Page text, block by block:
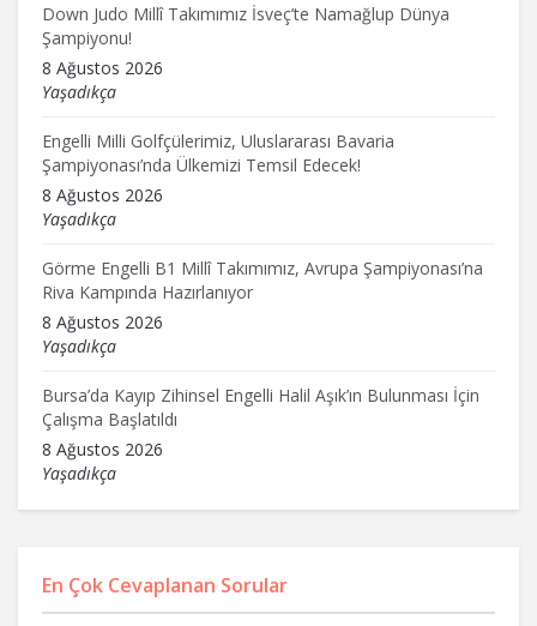
Down Judo Millî Takımımız İsveç’te Namağlup Dünya
Şampiyonu!
8 Ağustos 2026
Yaşadıkça
Engelli Milli Golfçülerimiz, Uluslararası Bavaria
Şampiyonası’nda Ülkemizi Temsil Edecek!
8 Ağustos 2026
Yaşadıkça
Görme Engelli B1 Millî Takımımız, Avrupa Şampiyonası’na
Riva Kampında Hazırlanıyor
8 Ağustos 2026
Yaşadıkça
Bursa’da Kayıp Zihinsel Engelli Halil Aşık’ın Bulunması İçin
Çalışma Başlatıldı
8 Ağustos 2026
Yaşadıkça
En Çok Cevaplanan Sorular